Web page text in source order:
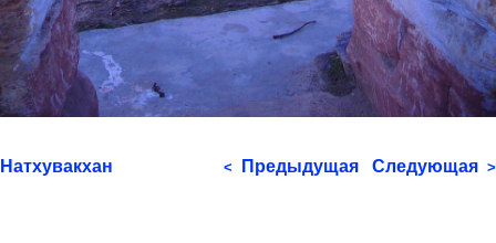
Натхувакхан < Предыдущая Следующая >